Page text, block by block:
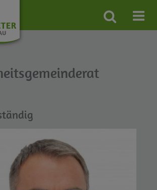
Site
search